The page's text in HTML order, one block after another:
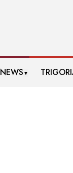
NEWS ▼